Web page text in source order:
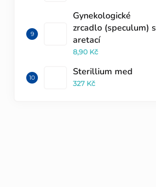
Gynekologické
zrcadlo (speculum) s
aretací
8,90 Kč
Sterillium med
327 Kč